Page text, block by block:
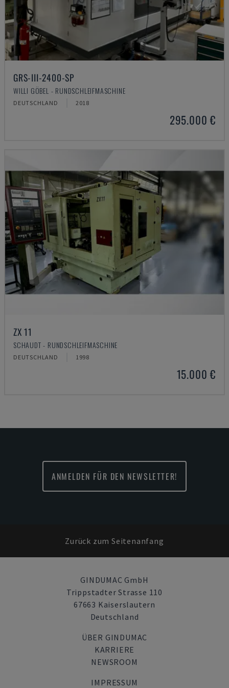
GRS-III-2400-SP
WILLI GÖBEL - RUNDSCHLEIFMASCHINE
DEUTSCHLAND 2018
295.000 €
ZX 11
SCHAUDT - RUNDSCHLEIFMASCHINE
DEUTSCHLAND 1998
15.000 €
ANMELDEN FÜR DEN NEWSLETTER!
Zurück zum Seitenanfang
GINDUMAC GmbH
Trippstadter Strasse 110
67663 Kaiserslautern
Deutschland
ÜBER GINDUMAC
KARRIERE
NEWSROOM
IMPRESSUM